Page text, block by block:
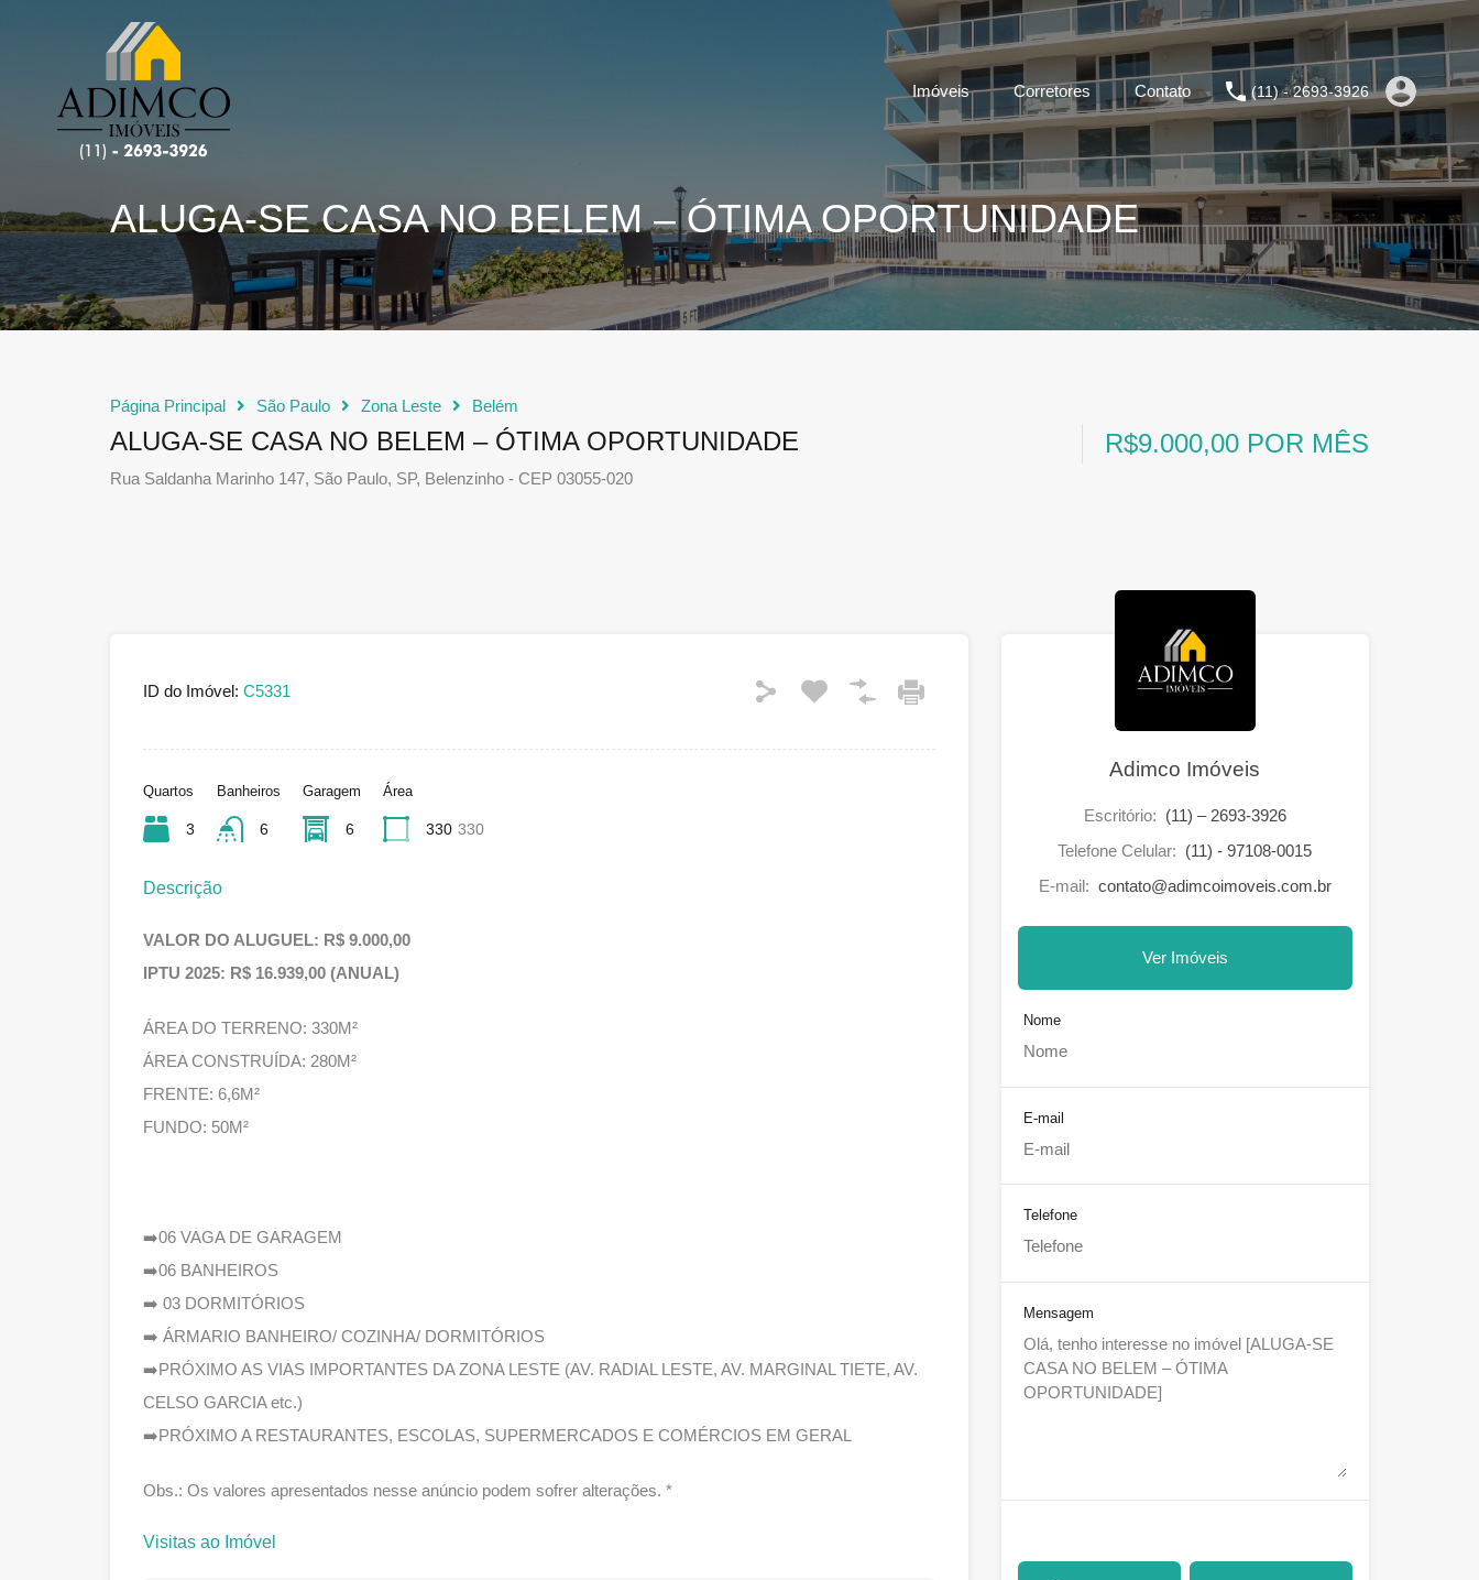
Imóveis Corretores Contato (11) - 2693-3926
ALUGA-SE CASA NO BELEM – ÓTIMA OPORTUNIDADE
Página Principal São Paulo Zona Leste Belém
ALUGA-SE CASA NO BELEM – ÓTIMA OPORTUNIDADE
Rua Saldanha Marinho 147, São Paulo, SP, Belenzinho - CEP 03055-020
R$9.000,00 POR MÊS
ID do Imóvel: C5331
Quartos
3
Banheiros
6
Garagem
6
Área
330 330
Descrição
VALOR DO ALUGUEL: R$ 9.000,00
IPTU 2025: R$ 16.939,00 (ANUAL)
ÁREA DO TERRENO: 330M²
ÁREA CONSTRUÍDA: 280M²
FRENTE: 6,6M²
FUNDO: 50M²
➡️06 VAGA DE GARAGEM
➡️06 BANHEIROS
➡️ 03 DORMITÓRIOS
➡️ ÁRMARIO BANHEIRO/ COZINHA/ DORMITÓRIOS
➡️PRÓXIMO AS VIAS IMPORTANTES DA ZONA LESTE (AV. RADIAL LESTE, AV. MARGINAL TIETE, AV.
CELSO GARCIA etc.)
➡️PRÓXIMO A RESTAURANTES, ESCOLAS, SUPERMERCADOS E COMÉRCIOS EM GERAL
Obs.: Os valores apresentados nesse anúncio podem sofrer alterações. *
Visitas ao Imóvel
Adimco Imóveis
Escritório: (11) – 2693-3926
Telefone Celular: (11) - 97108-0015
E-mail: contato@adimcoimoveis.com.br
Ver Imóveis
Nome
E-mail
Telefone
Mensagem